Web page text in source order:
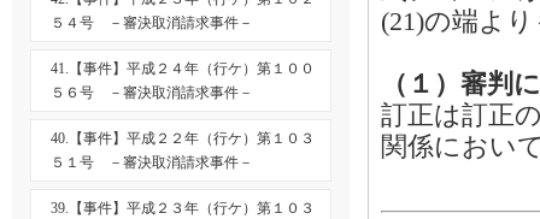
(21)の端よ
（１）審判
訂正は訂正
関係におい
５４号 －審決取消請求事件－
41.【事件】平成２４年（行ケ）第１００
５６号 －審決取消請求事件－
40.【事件】平成２２年（行ケ）第１０３
５１号 －審決取消請求事件－
39.【事件】平成２３年（行ケ）第１０３